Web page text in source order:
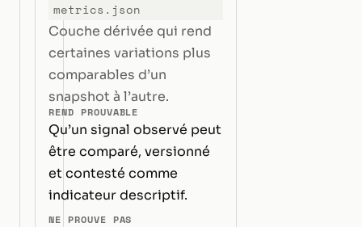
metrics.json
Couche dérivée qui rend
certaines variations plus
comparables d’un
snapshot à l’autre.
REND PROUVABLE
Qu’un signal observé peut
être comparé, versionné
et contesté comme
indicateur descriptif.
NE PROUVE PAS